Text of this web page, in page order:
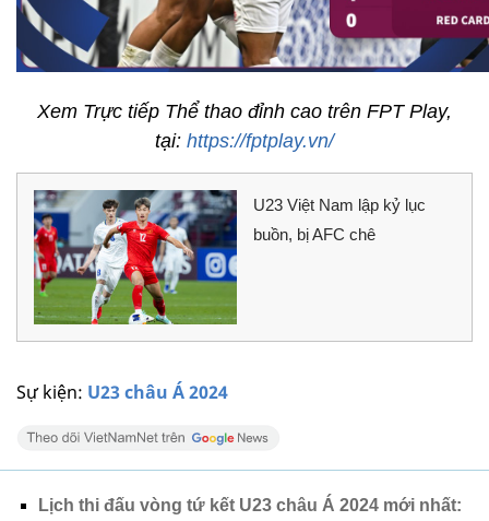
Sự kiện: U23 châu Á 2024
Xem Trực tiếp Thể thao đỉnh cao trên FPT Play,
tại: https://fptplay.vn/
U23 Việt Nam lập kỷ lục
buồn, bị AFC chê
Lịch thi đấu vòng tứ kết U23 châu Á 2024 mới nhất: